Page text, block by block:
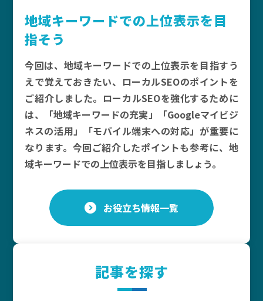
地域キーワードでの上位表示を目
指そう
今回は、地域キーワードでの上位表示を目指すう
えで覚えておきたい、ローカルSEOのポイントを
ご紹介しました。ローカルSEOを強化するために
は、「地域キーワードの充実」「Googleマイビジ
ネスの活用」「モバイル端末への対応」が重要に
なります。今回ご紹介したポイントも参考に、地
域キーワードでの上位表示を目指しましょう。
お役立ち情報一覧
記事を探す